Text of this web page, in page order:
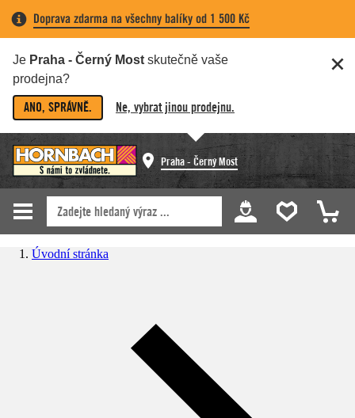
Doprava zdarma na všechny balíky od 1 500 Kč
Je Praha - Černý Most skutečně vaše
prodejna?
ANO, SPRÁVNĚ. Ne, vybrat jinou prodejnu.
Praha - Černý Most
Úvodní stránka